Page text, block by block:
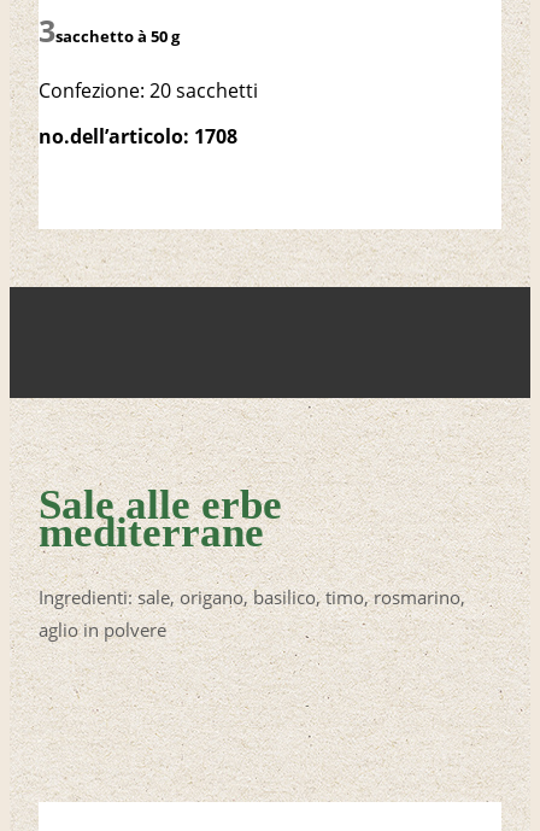
sacchetto à 50 g
Confezione: 20 sacchetti
no.dell’articolo: 1708
Sale alle erbe
mediterrane
Ingredienti: sale, origano, basilico, timo, rosmarino,
aglio in polvere